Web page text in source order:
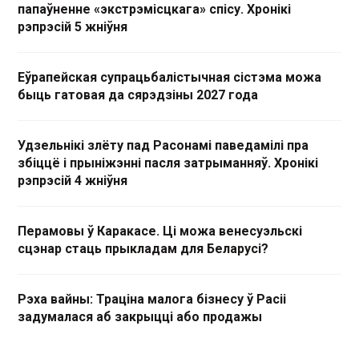
папаўненне «экстрэмісцкага» спісу. Хронікі
рэпрэсій 5 жніўня
Еўрапейская супрацьбалістычная сістэма можа
быць гатовая да сярэдзіны 2027 года
Удзельнікі злёту пад Расонамі паведамілі пра
збіццё і прыніжэнні пасля затрыманняў. Хронікі
рэпрэсій 4 жніўня
Перамовы ў Каракасе. Ці можа венесуэльскі
сцэнар стаць прыкладам для Беларусі?
Рэха вайны: Траціна малога бізнесу ў Расіі
задумалася аб закрыцці або продажы